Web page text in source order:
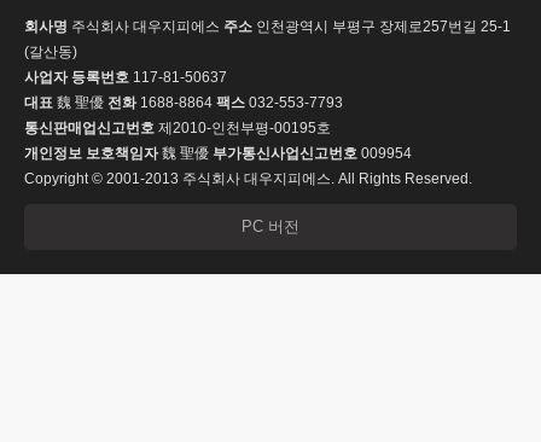
회사명 주식회사 대우지피에스 주소 인천광역시 부평구 장제로257번길 25-1
(갈산동)
사업자 등록번호 117-81-50637
대표 魏 聖優 전화1688-8864 팩스 032-553-7793
통신판매업신고번호 제2010-인천부평-00195호
개인정보 보호책임자魏 聖優 부가통신사업신고번호 009954
Copyright © 2001-2013 주식회사 대우지피에스. All Rights Reserved.
PC 버전